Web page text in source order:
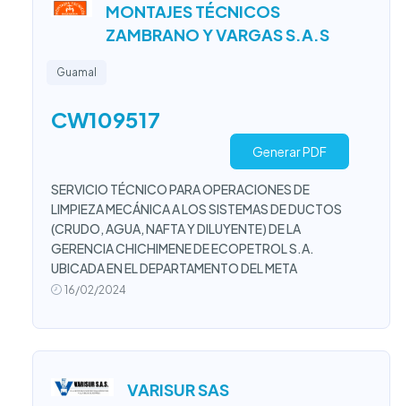
MONTAJES TÉCNICOS
ZAMBRANO Y VARGAS S.A.S
Guamal
CW109517
Generar PDF
SERVICIO TÉCNICO PARA OPERACIONES DE
LIMPIEZA MECÁNICA A LOS SISTEMAS DE DUCTOS
(CRUDO, AGUA, NAFTA Y DILUYENTE) DE LA
GERENCIA CHICHIMENE DE ECOPETROL S.A.
UBICADA EN EL DEPARTAMENTO DEL META
16/02/2024
VARISUR SAS